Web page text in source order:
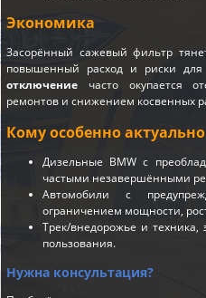
Экономика
Засорённый сажевый фильтр
повышенный расход и риски для
отключение часто окупается
ремонтов и снижением косвенных
Кому особенно актуально
Дизельные BMW с
частыми незавершёнными
Автомобили с
ограничением мощности,
Трек/внедорожье и техника,
пользования.
Нужна консультация?